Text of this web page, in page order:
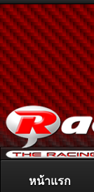
ติดต่อลงโฆษณา
หน้าแรก